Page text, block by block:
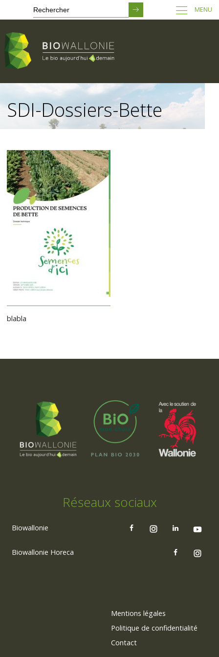
contenu
principal
MENU
SDI-Dossiers-Bette
blabla
Réseaux sociaux
Biowallonie
Biowallonie Horeca
Mentions légales
Politique de confidentialité
Contact